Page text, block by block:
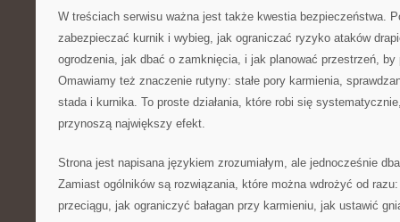
W treściach serwisu ważna jest także kwestia bezpieczeństwa.
zabezpieczać kurnik i wybieg, jak ograniczać ryzyko ataków
ogrodzenia, jak dbać o zamknięcia, i jak planować przestrzeń, by
Omawiamy też znaczenie rutyny: stałe pory karmienia,
stada i kurnika. To proste działania, które robi się
przynoszą największy efekt.
Strona jest napisana językiem zrozumiałym, ale jednocześnie
Zamiast ogólników są rozwiązania, które można wdrożyć od
przeciągu, jak ograniczyć bałagan przy karmieniu, jak ustawić